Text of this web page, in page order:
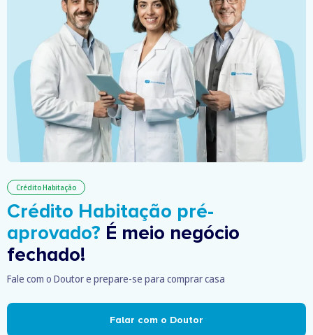
Crédito Habitação
Crédito Habitação pré-
aprovado? É meio negócio
fechado!
Fale com o Doutor e prepare-se para comprar casa
Falar com o Doutor